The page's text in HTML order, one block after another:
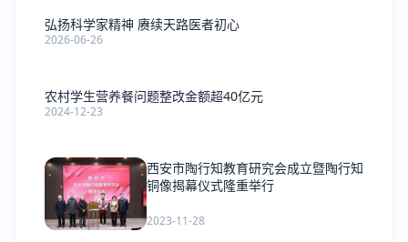
弘扬科学家精神 赓续天路医者初心
2026-06-26
农村学生营养餐问题整改金额超40亿元
2024-12-23
西安市陶行知教育研究会成立暨陶行知
铜像揭幕仪式隆重举行
2023-11-28